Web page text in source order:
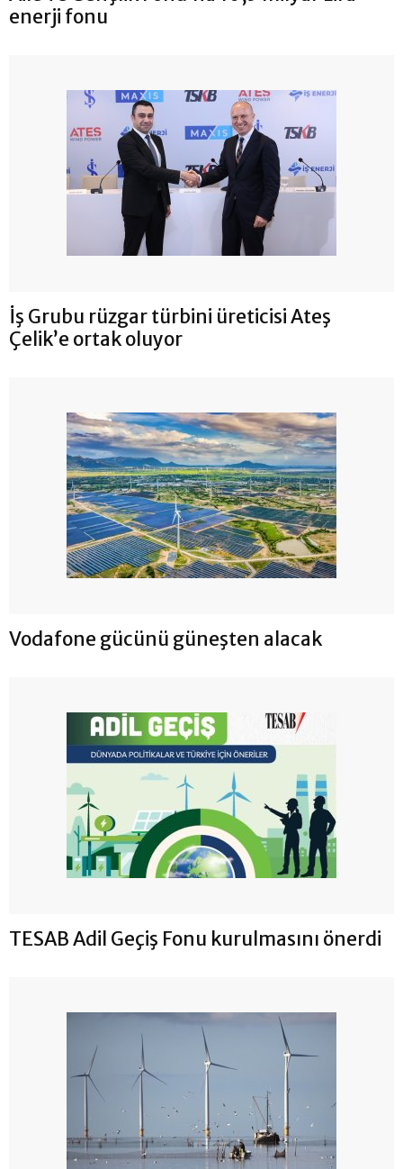
enerji fonu
İş Grubu rüzgar türbini üreticisi Ateş
Çelik’e ortak oluyor
Vodafone gücünü güneşten alacak
TESAB Adil Geçiş Fonu kurulmasını önerdi